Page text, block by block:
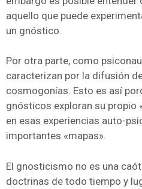
aquello que puede
un gnóstico.
Por otra parte, como
caracterizan por la difusión
cosmogonías. Esto es así
gnósticos exploran su propio
en esas experiencias auto-
importantes «mapas».
El gnosticismo no es una
doctrinas de todo tiempo y